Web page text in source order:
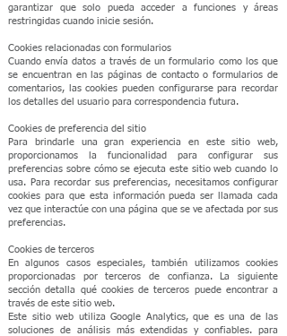
garantizar que solo pueda acceder a funciones y áreas
restringidas cuando inicie sesión.
Cookies relacionadas con formularios
Cuando envía datos a través de un formulario como los que
se encuentran en las páginas de contacto o formularios de
comentarios, las cookies pueden configurarse para recordar
los detalles del usuario para correspondencia futura.
Cookies de preferencia del sitio
Para brindarle una gran experiencia en este sitio web,
proporcionamos la funcionalidad para configurar sus
preferencias sobre cómo se ejecuta este sitio web cuando lo
usa. Para recordar sus preferencias, necesitamos configurar
cookies para que esta información pueda ser llamada cada
vez que interactúe con una página que se ve afectada por sus
preferencias.
Cookies de terceros
En algunos casos especiales, también utilizamos cookies
proporcionadas por terceros de confianza. La siguiente
sección detalla qué cookies de terceros puede encontrar a
través de este sitio web.
Este sitio web utiliza Google Analytics, que es una de las
soluciones de análisis más extendidas y confiables.​​ para